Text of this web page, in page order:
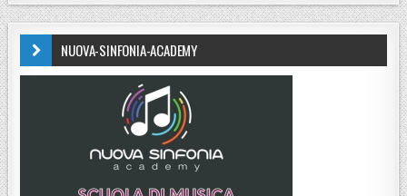
NUOVA-SINFONIA-ACADEMY